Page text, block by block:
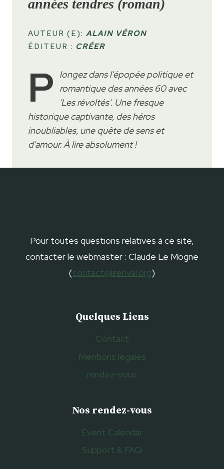
années tendres (roman)
AUTEUR (E): ALAIN VÉRON
ÉDITEUR : CRÉER
P
longez dans l'épopée politique et
romantique des années 60 avec
'Les révoltés'. Une fresque
historique captivante, des héros
inoubliables, une quête de sens et
d'amour. À lire absolument !
Pour toutes questions relatives à ce site,
contacter le webmaster : Claude Le Mogne
(contact@lirenval.org)
Quelques Liens
Contact
Mentions légales
rendez-vous
Nos rendez-vous
Event Calendar
Support & FAQ